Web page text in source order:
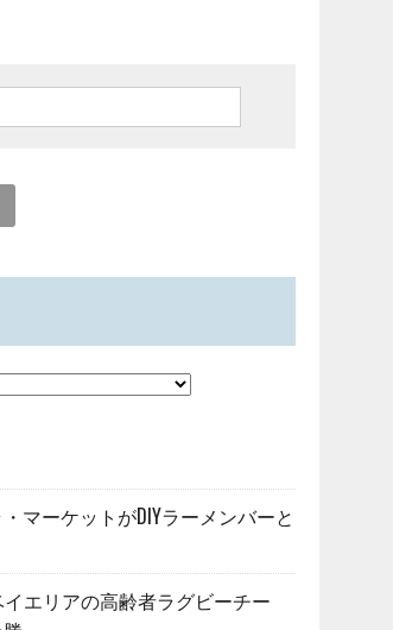
マーケットがDIYラーメンバーと
エリアの高齢者ラグビーチー